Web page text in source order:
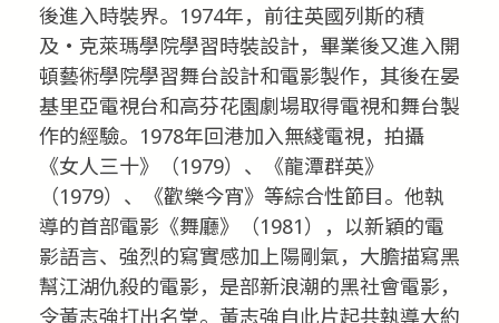
後進入時裝界。1974年，前往英國列斯的積
及‧克萊瑪學院學習時裝設計，畢業後又進入開
頓藝術學院學習舞台設計和電影製作，其後在晏
基里亞電視台和高芬花園劇場取得電視和舞台製
作的經驗。1978年回港加入無綫電視，拍攝
《女人三十》（1979）、《龍潭群英》
（1979）、《歡樂今宵》等綜合性節目。他執
導的首部電影《舞廳》（1981），以新穎的電
影語言、強烈的寫實感加上陽剛氣，大膽描寫黑
幫江湖仇殺的電影，是部新浪潮的黑社會電影，
令黃志強打出名堂。黃志強自此片起共執導大約